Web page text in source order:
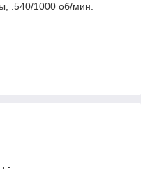
.540/1000 об/мин.